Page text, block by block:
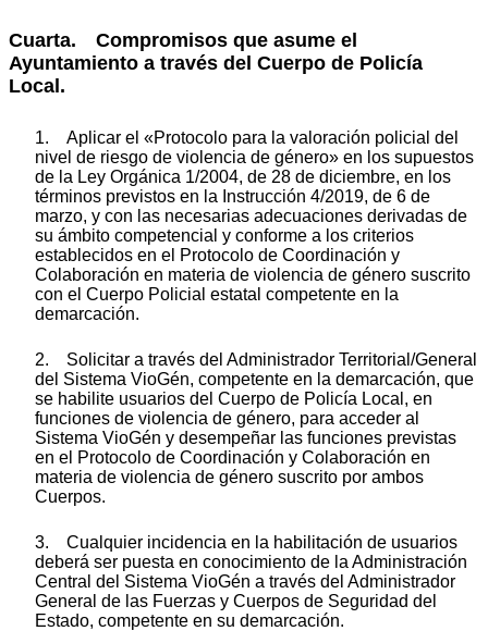
Cuarta. Compromisos que asume el
Ayuntamiento a través del Cuerpo de Policía
Local.
1. Aplicar el «Protocolo para la valoración policial del
nivel de riesgo de violencia de género» en los supuestos
de la Ley Orgánica 1/2004, de 28 de diciembre, en los
términos previstos en la Instrucción 4/2019, de 6 de
marzo, y con las necesarias adecuaciones derivadas de
su ámbito competencial y conforme a los criterios
establecidos en el Protocolo de Coordinación y
Colaboración en materia de violencia de género suscrito
con el Cuerpo Policial estatal competente en la
demarcación.
2. Solicitar a través del Administrador Territorial/General
del Sistema VioGén, competente en la demarcación, que
se habilite usuarios del Cuerpo de Policía Local, en
funciones de violencia de género, para acceder al
Sistema VioGén y desempeñar las funciones previstas
en el Protocolo de Coordinación y Colaboración en
materia de violencia de género suscrito por ambos
Cuerpos.
3. Cualquier incidencia en la habilitación de usuarios
deberá ser puesta en conocimiento de la Administración
Central del Sistema VioGén a través del Administrador
General de las Fuerzas y Cuerpos de Seguridad del
Estado, competente en su demarcación.